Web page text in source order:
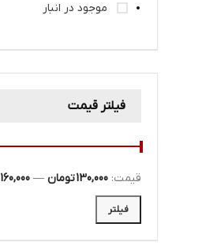
موجود در انبار
فیلتر قیمت
فیلتر
قیمت: 130,000 تومان — 160,000 تومان